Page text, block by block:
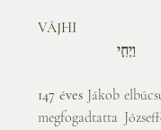
וַיְחִ֤י
147 éves Jákob
megfogadtatta